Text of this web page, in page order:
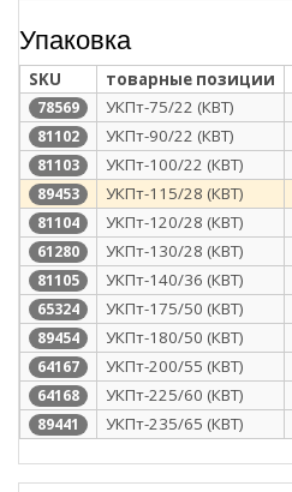
Упаковка
SKU товарные позиции
78569 УКПт-75/22 (КВТ)
81102 УКПт-90/22 (КВТ)
81103 УКПт-100/22 (КВТ)
89453 УКПт-115/28 (КВТ)
81104 УКПт-120/28 (КВТ)
61280 УКПт-130/28 (КВТ)
81105 УКПт-140/36 (КВТ)
65324 УКПт-175/50 (КВТ)
89454 УКПт-180/50 (КВТ)
64167 УКПт-200/55 (КВТ)
64168 УКПт-225/60 (КВТ)
89441 УКПт-235/65 (КВТ)